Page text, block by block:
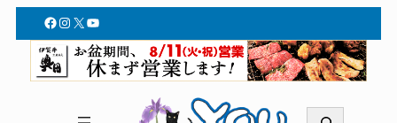
Facebook
Instagram
X YouTube